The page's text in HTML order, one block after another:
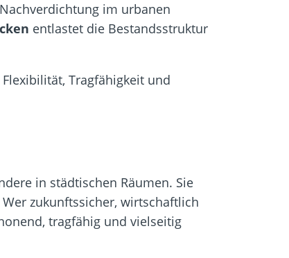
im urbanen
entlastet die Bestandsstruktur
Tragfähigkeit und
in städtischen Räumen. Sie
Wer zukunftssicher, wirtschaftlich
tragfähig und vielseitig